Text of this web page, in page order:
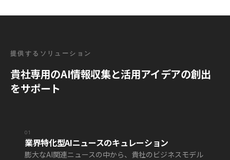
提供するソリューション
貴社専用のAI情報収集と活用アイデアの創出
をサポート
01
業界特化型AIニュースのキュレーション
膨大なAI関連ニュースの中から、貴社のビジネスモデル